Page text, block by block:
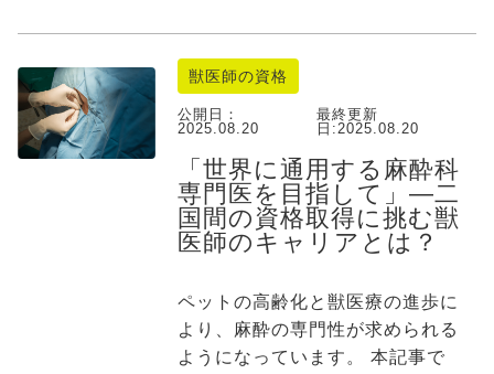
獣医師の資格
公開日：
2025.08.20
最終更新
日:2025.08.20
「世界に通用する麻酔科
専門医を目指して」―二
国間の資格取得に挑む獣
医師のキャリアとは？
ペットの高齢化と獣医療の進歩に
より、麻酔の専門性が求められる
ようになっています。 本記事で